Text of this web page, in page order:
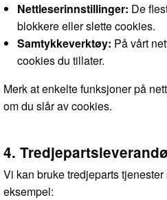
Nettleserinnstillinger: De
blokkere eller slette cookies.
Samtykkeverktøy: På vårt
cookies du tillater.
Merk at enkelte funksjoner på
om du slår av cookies.
4.
Vi kan bruke tredjeparts
eksempel: